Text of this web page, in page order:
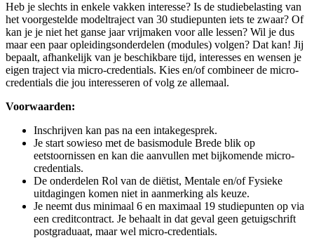
Heb je slechts in enkele vakken interesse? Is de studiebelasting van
het voorgestelde modeltraject van 30 studiepunten iets te zwaar? Of
kan je je niet het ganse jaar vrijmaken voor alle lessen? Wil je dus
maar een paar opleidings­onderdelen (modules) volgen? Dat kan! Jij
bepaalt, afhankelijk van je beschikbare tijd, interesses en wensen je
eigen traject via micro-credentials. Kies en/of combineer de micro-
credentials die jou interesseren of volg ze allemaal.
Voorwaarden:
Inschrijven kan pas na een intakegesprek.
Je start sowieso met de basismodule Brede blik op
eetstoornissen en kan die aanvullen met bijkomende micro-
credentials.
De onderdelen Rol van de diëtist, Mentale en/of Fysieke
uitdagingen komen niet in aanmerking als keuze.
Je neemt dus minimaal 6 en maximaal 19 studiepunten op via
een creditcontract. Je behaalt in dat geval geen getuigschrift
postgraduaat, maar wel micro-credentials.